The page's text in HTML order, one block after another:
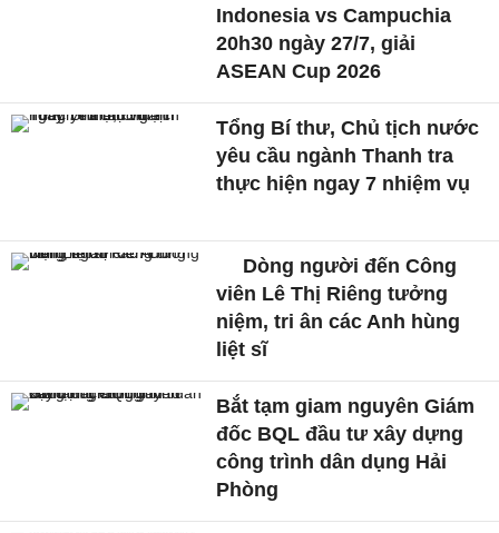
Indonesia vs Campuchia
20h30 ngày 27/7, giải
ASEAN Cup 2026
Tổng Bí thư, Chủ tịch nước
yêu cầu ngành Thanh tra
thực hiện ngay 7 nhiệm vụ
Dòng người đến Công
viên Lê Thị Riêng tưởng
niệm, tri ân các Anh hùng
liệt sĩ
Bắt tạm giam nguyên Giám
đốc BQL đầu tư xây dựng
công trình dân dụng Hải
Phòng